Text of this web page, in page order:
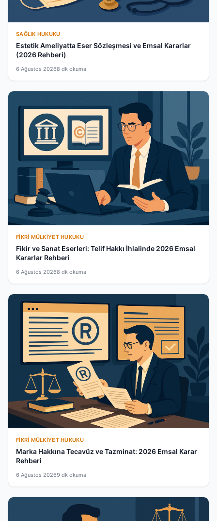
SAĞLIK HUKUKU
Estetik Ameliyatta Eser Sözleşmesi ve Emsal Kararlar
(2026 Rehberi)
6 Ağustos 20268 dk okuma
FIKRI MÜLKIYET HUKUKU
Fikir ve Sanat Eserleri: Telif Hakkı İhlalinde 2026 Emsal
Kararlar Rehberi
6 Ağustos 20268 dk okuma
FIKRI MÜLKIYET HUKUKU
Marka Hakkına Tecavüz ve Tazminat: 2026 Emsal Karar
Rehberi
6 Ağustos 20269 dk okuma